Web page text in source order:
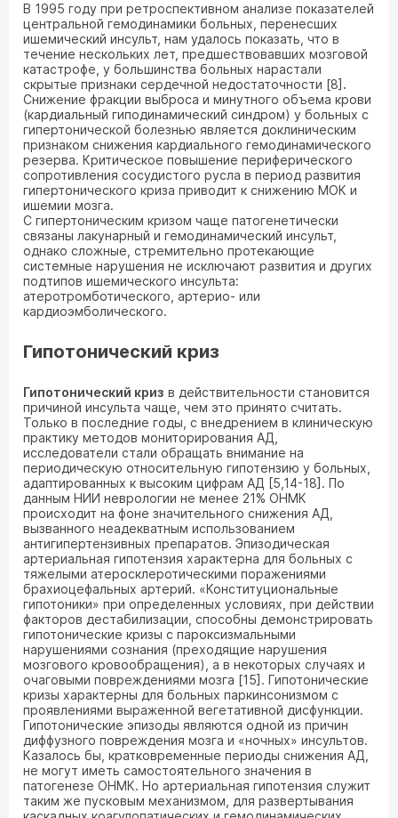
В 1995 году при ретроспективном анализе показателей
центральной гемодинамики больных, перенесших
ишемический инсульт, нам удалось показать, что в
течение нескольких лет, предшествовавших мозговой
катастрофе, у большинства больных нарастали
скрытые признаки сердечной недостаточности [8] .
Снижение фракции выброса и минутного объема крови
(кардиальный гиподинамический синдром) у больных с
гипертонической болезнью является доклиническим
признаком снижения кардиального гемодинамического
резерва. Критическое повышение периферического
сопротивления сосудистого русла в период развития
гипертонического криза приводит к снижению МОК и
ишемии мозга.
С гипертоническим кризом чаще патогенетически
связаны лакунарный и гемодинамический инсульт,
однако сложные, стремительно протекающие
системные нарушения не исключают развития и других
подтипов ишемического инсульта:
атеротромботического, артерио- или
кардиоэмболического.
Гипотонический криз
Гипотонический криз в действительности становится
причиной инсульта чаще, чем это принято считать.
Только в последние годы, с внедрением в клиническую
практику методов мониторирования АД,
исследователи стали обращать внимание на
периодическую относительную гипотензию у больных,
адаптированных к высоким цифрам АД [5,14-18]. По
данным НИИ неврологии не менее 21% ОНМК
происходит на фоне значительного снижения АД,
вызванного неадекватным использованием
антигипертензивных препаратов. Эпизодическая
артериальная гипотензия характерна для больных с
тяжелыми атеросклеротическими поражениями
брахиоцефальных артерий. «Конституциональные
гипотоники» при определенных условиях, при действии
факторов дестабилизации, способны демонстрировать
гипотонические кризы с пароксизмальными
нарушениями сознания (преходящие нарушения
мозгового кровообращения), а в некоторых случаях и
очаговыми повреждениями мозга [15]. Гипотонические
кризы характерны для больных паркинсонизмом с
проявлениями выраженной вегетативной дисфункции.
Гипотонические эпизоды являются одной из причин
диффузного повреждения мозга и «ночных» инсультов.
Казалось бы, кратковременные периоды снижения АД,
не могут иметь самостоятельного значения в
патогенезе ОНМК. Но артериальная гипотензия служит
таким же пусковым механизмом, для развертывания